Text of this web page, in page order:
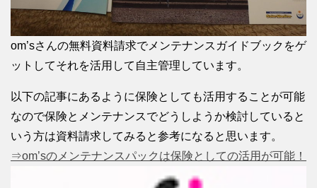
om’sさんの無料資料請求でメンテナンスガイドブックをゲ
ットしてそれを活用して自主管理しています。
以下の記事にあるように保険としても活用することが可能
なので保険とメンテナンスでどうしようか検討していると
いう方は資料請求してみると参考になると思います。
⇒om’sのメンテナンスパックは保険としての活用が可能！